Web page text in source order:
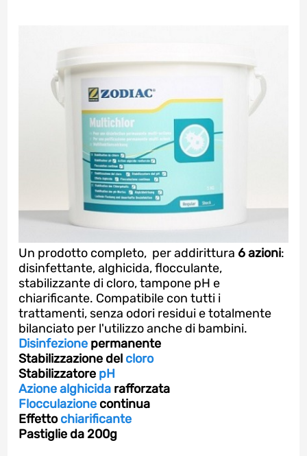
Un prodotto completo, per addirittura 6 azioni:
disinfettante, alghicida, flocculante,
stabilizzante di cloro, tampone pH e
chiarificante. Compatibile con tutti i
trattamenti, senza odori residui e totalmente
bilanciato per l'utilizzo anche di bambini.
Disinfezione permanente
Stabilizzazione del cloro
Stabilizzatore pH
Azione alghicida rafforzata
Flocculazione continua
Effettochiarificante
Pastiglie da 200g